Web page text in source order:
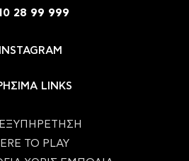
28 99 999
INSTAGRAM
LINKS
ΕΞΥΠΗΡΕΤΗΣΗ
TO PLAY